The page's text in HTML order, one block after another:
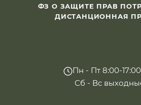
ФЗ О ЗАЩИТЕ ПРАВ
ДИСТАНЦИОННАЯ
Пн - Пт 8:00-
Сб - Вс